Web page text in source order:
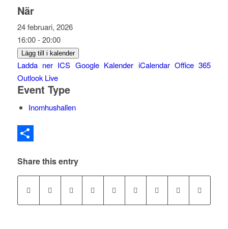
När
24 februari, 2026
16:00 - 20:00
Lägg till i kalender
Ladda ner ICS Google Kalender iCalendar Office 365
Outlook Live
Event Type
Inomhushallen
Share this entry